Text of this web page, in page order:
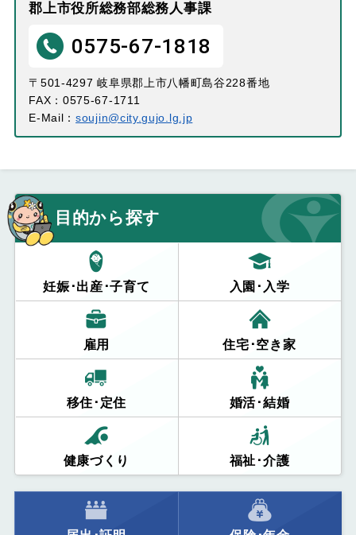
郡上市役所総務部総務人事課
0575-67-1818
〒501-4297 岐阜県郡上市八幡町島谷228番地
FAX：0575-67-1711
E-Mail：soujin@city.gujo.lg.jp
目的から探す
妊娠･出産･子育て 入園･入学
雇用 住宅･空き家
移住･定住 婚活･結婚
健康づくり 福祉･介護